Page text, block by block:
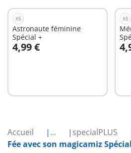
Accueil ...
specialPLUS
Fée avec son magicamiz
XS
Astronaute féminine
Spécial +
4,99 €
Au panier
XS